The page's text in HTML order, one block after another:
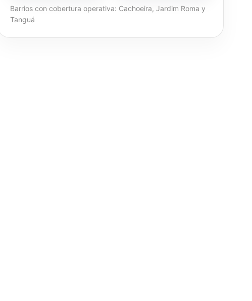
Barrios con cobertura operativa: Cachoeira, Jardim Roma y
Tanguá